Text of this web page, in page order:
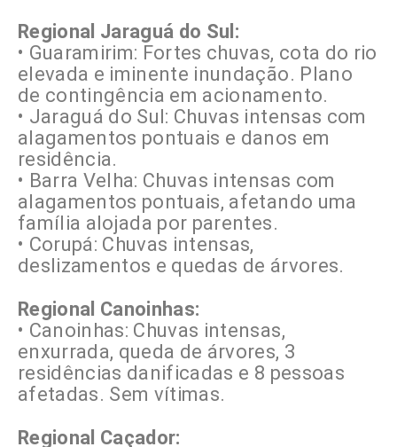
Regional Jaraguá do Sul:
• Guaramirim: Fortes chuvas, cota do rio
elevada e iminente inundação. Plano
de contingência em acionamento.
• Jaraguá do Sul: Chuvas intensas com
alagamentos pontuais e danos em
residência.
• Barra Velha: Chuvas intensas com
alagamentos pontuais, afetando uma
família alojada por parentes.
• Corupá: Chuvas intensas,
deslizamentos e quedas de árvores.
Regional Canoinhas:
• Canoinhas: Chuvas intensas,
enxurrada, queda de árvores, 3
residências danificadas e 8 pessoas
afetadas. Sem vítimas.
Regional Caçador: